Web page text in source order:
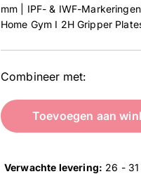
mm | IPF- & IWF-
Home Gym I 2H Gripper
Combineer met:
Toevoegen aan
Verwachte levering: 26 -